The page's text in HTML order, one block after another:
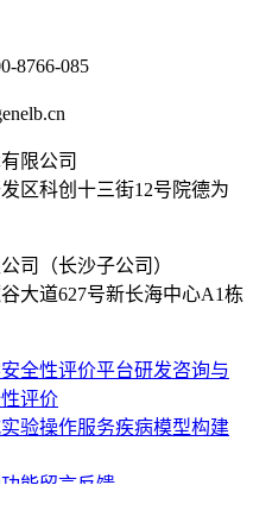
8766-085
限公司
区科创十三街12号院德为
司（长沙子公司）
大道627号新长海中心A1栋
安全性评价平台研发咨询与
评价
验操作服务疾病模型构建
能留言反馈